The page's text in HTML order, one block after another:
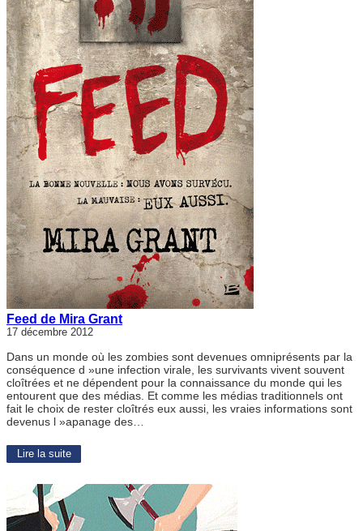
Feed de Mira Grant
17 décembre 2012
Dans un monde où les zombies sont devenues omniprésents par la
conséquence d »une infection virale, les survivants vivent souvent
cloîtrées et ne dépendent pour la connaissance du monde qui les
entourent que des médias. Et comme les médias traditionnels ont
fait le choix de rester cloîtrés eux aussi, les vraies informations sont
devenus l »apanage des…
Lire la suite